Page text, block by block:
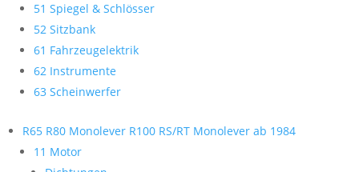
51 Spiegel & Schlösser
52 Sitzbank
61 Fahrzeugelektrik
62 Instrumente
63 Scheinwerfer
R65 R80 Monolever R100 RS/RT Monolever ab 1984
11 Motor